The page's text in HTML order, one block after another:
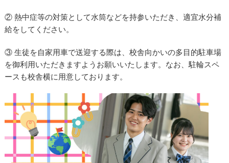
② 熱中症等の対策として水筒などを持参いただき、適宜水分補
給をしてください。
③ 生徒を自家用車で送迎する際は、校舎向かいの多目的駐車場
を御利用いただきますようお願いいたします。なお、駐輪スペ
ースも校舎横に用意しております。